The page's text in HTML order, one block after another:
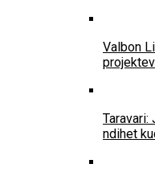
Valbon
Taravari:
ndihet